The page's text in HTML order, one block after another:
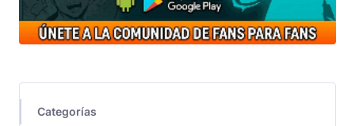
Categorías